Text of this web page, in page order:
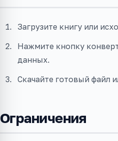
Загрузите книгу или
Нажмите кнопку
данных.
Скачайте готовый файл
Ограничения